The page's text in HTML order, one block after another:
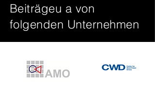
Beiträgeu a von
folgenden Unternehmen